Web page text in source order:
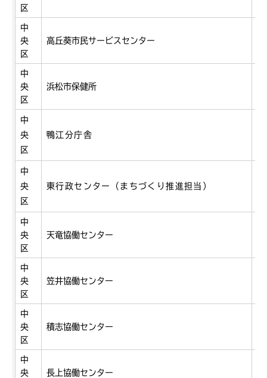
区
中
央
区
高丘葵市民サービスセンター
中
央
区
浜松市保健所
中
央
区
鴨江分庁舎
中
央
区
東行政センター（まちづくり推進担当）
中
央
区
天竜協働センター
中
央
区
笠井協働センター
中
央
区
積志協働センター
中
央
長上協働センター